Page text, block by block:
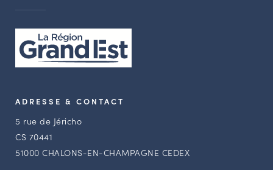
ADRESSE & CONTACT
5 rue de Jéricho
CS 70441
51000 CHALONS-EN-CHAMPAGNE CEDEX